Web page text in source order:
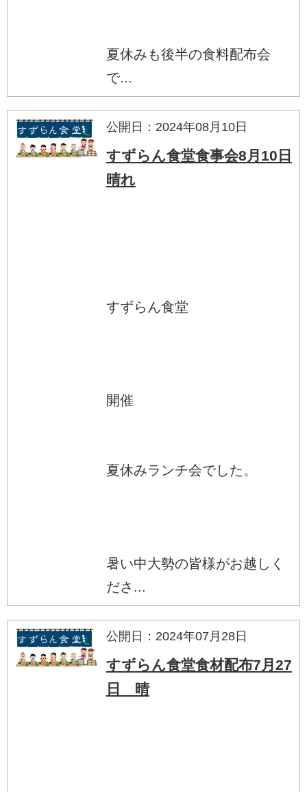
夏休みも後半の食料配布会
で...
公開日：2024年08月10日
すずらん食堂食事会8月10日
晴れ
すずらん食堂
開催
夏休みランチ会でした。
暑い中大勢の皆様がお越しく
ださ...
公開日：2024年07月28日
すずらん食堂食材配布7月27
日 晴